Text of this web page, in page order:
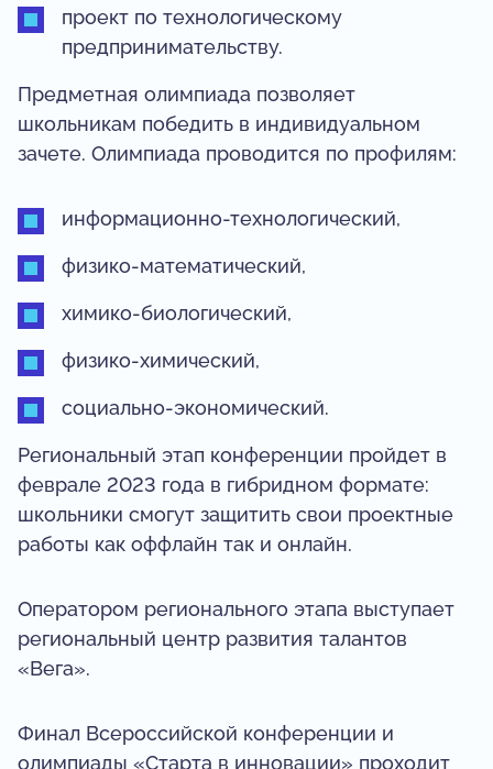
проект по технологическому
предпринимательству.
Предметная олимпиада позволяет
школьникам победить в индивидуальном
зачете. Олимпиада проводится по профилям:
информационно-технологический,
физико-математический,
химико-биологический,
физико-химический,
социально-экономический.
Региональный этап конференции пройдет в
феврале 2023 года в гибридном формате:
школьники смогут защитить свои проектные
работы как оффлайн так и онлайн.
Оператором регионального этапа выступает
региональный центр развития талантов
«Вега».
Финал Всероссийской конференции и
олимпиады «Старта в инновации» проходит